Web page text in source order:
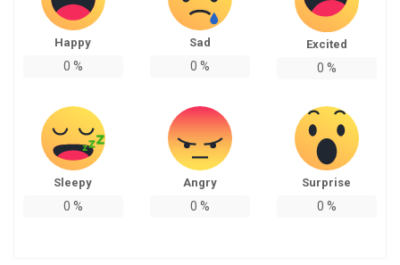
Happy
0 %
Sad
0 %
Excited
0 %
Sleepy
0 %
Angry
0 %
Surprise
0 %